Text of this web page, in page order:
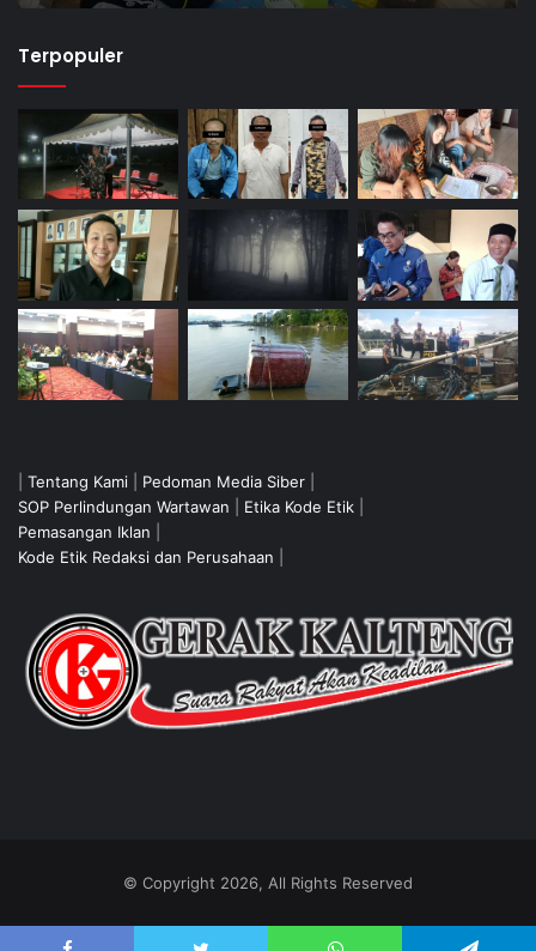
Terpopuler
Tentang Kami Pedoman Media Siber
SOP Perlindungan Wartawan
Etika Kode Etik
Pemasangan Iklan
Kode Etik Redaksi dan Perusahaan
© Copyright 2026, All Rights Reserved